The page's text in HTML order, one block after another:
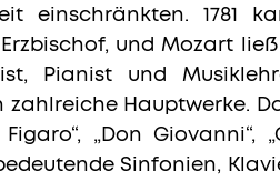
einschränkten. 1781
und Mozart
Pianist und
Hauptwerke.
„Don Giovanni“,
Sinfonien,